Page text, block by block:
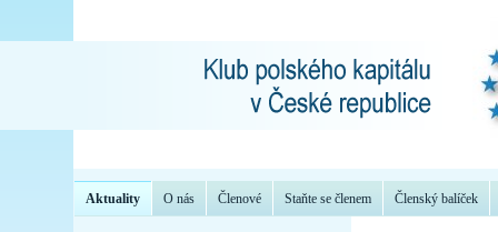
Aktuality O nás Členové Staňte se členem Členský balíček